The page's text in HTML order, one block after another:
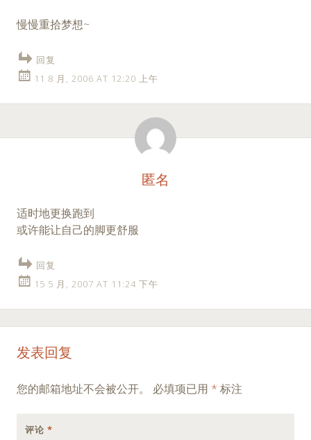
慢慢重拾梦想~
回复
11 8 月, 2006 AT 12:20 上午
匿名
适时地更换跑到
或许能让自己的脚更舒服
回复
15 5 月, 2007 AT 11:24 下午
发表回复
您的邮箱地址不会被公开。 必填项已用 * 标注
评论 *